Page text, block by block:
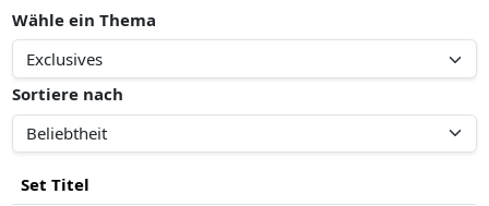
Wähle ein Thema
Sortiere nach
Set Titel